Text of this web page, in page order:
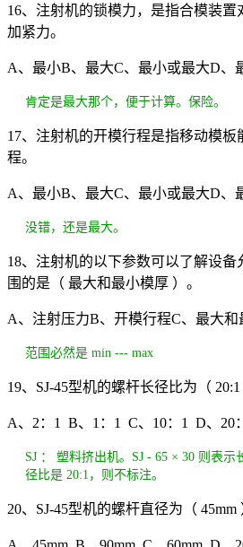
16、注射机的锁模力，是指合模装置
加紧力。
A、最小B、最大C、最小或最大D、
肯定是最大那个，便于计算。保险。
17、注射机的开模行程是指移动模
程。
A、最小B、最大C、最小或最大D、
没错，还是最大。
18、注射机的以下参数可以了解设
围的是（ 最大和最小模厚 ）。
A、注射压力B、开模行程C、最大
范围必然是 min --- max
19、SJ-45型机的螺杆长径比为（ 20:1
A、2：1 B、1：1 C、10：1 D、20
SJ ： 塑料挤出机。SJ - 65 × 30 则表示
径比是 20:1，则不标注。
20、SJ-45型机的螺杆直径为（ 45mm